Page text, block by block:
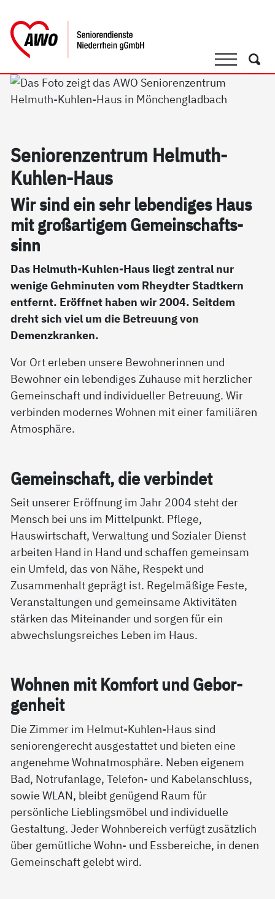
SucheSuche
Se­nio­ren­zen­trum Hel­muth-
Kuh­len-Haus
Wir sind ein sehr le­ben­di­ges Haus
mit großar­ti­gem Ge­mein­schafts­
sinn
Das Helmuth-Kuhlen-Haus liegt zentral nur
wenige Gehminuten vom Rheydter Stadtkern
entfernt. Eröffnet haben wir 2004. Seitdem
dreht sich viel um die Betreuung von
Demenzkranken.
Vor Ort erleben unsere Bewohnerinnen und
Bewohner ein lebendiges Zuhause mit herzlicher
Gemeinschaft und individueller Betreuung. Wir
verbinden modernes Wohnen mit einer familiären
Atmosphäre.
Ge­mein­schaft, die ver­bin­det
Seit unserer Eröffnung im Jahr 2004 steht der
Mensch bei uns im Mittelpunkt. Pflege,
Hauswirtschaft, Verwaltung und Sozialer Dienst
arbeiten Hand in Hand und schaffen gemeinsam
ein Umfeld, das von Nähe, Respekt und
Zusammenhalt geprägt ist. Regelmäßige Feste,
Veranstaltungen und gemeinsame Aktivitäten
stärken das Miteinander und sorgen für ein
abwechslungsreiches Leben im Haus.
Woh­nen mit Kom­fort und Ge­bor­
gen­heit
Die Zimmer im Helmut-Kuhlen-Haus sind
seniorengerecht ausgestattet und bieten eine
angenehme Wohnatmosphäre. Neben eigenem
Bad, Notrufanlage, Telefon- und Kabelanschluss,
sowie WLAN, bleibt genügend Raum für
persönliche Lieblingsmöbel und individuelle
Gestaltung. Jeder Wohnbereich verfügt zusätzlich
über gemütliche Wohn- und Essbereiche, in denen
Gemeinschaft gelebt wird.